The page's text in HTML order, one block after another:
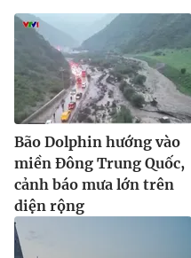
Bão Dolphin hướng vào
miền Đông Trung Quốc,
cảnh báo mưa lớn trên
diện rộng